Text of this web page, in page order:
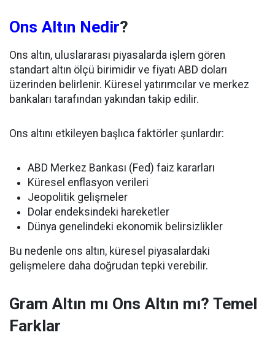
Ons Altın Nedir?
Ons altın, uluslararası piyasalarda işlem gören
standart altın ölçü birimidir ve fiyatı ABD doları
üzerinden belirlenir. Küresel yatırımcılar ve merkez
bankaları tarafından yakından takip edilir.
Ons altını etkileyen başlıca faktörler şunlardır:
ABD Merkez Bankası (Fed) faiz kararları
Küresel enflasyon verileri
Jeopolitik gelişmeler
Dolar endeksindeki hareketler
Dünya genelindeki ekonomik belirsizlikler
Bu nedenle ons altın, küresel piyasalardaki
gelişmelere daha doğrudan tepki verebilir.
Gram Altın mı Ons Altın mı? Temel
Farklar